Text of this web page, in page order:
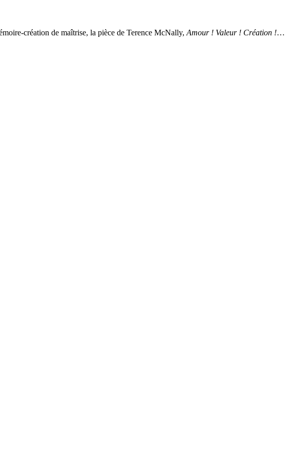
création de maîtrise, la pièce de Terence McNally, Amour ! Valeur ! Création !…